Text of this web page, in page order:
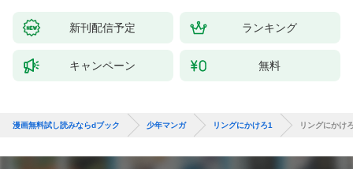
新刊配信予定 ランキング
キャンペーン 無料
漫画無料試し読みならdブック 少年マンガ リングにかけろ1 リングにかけ